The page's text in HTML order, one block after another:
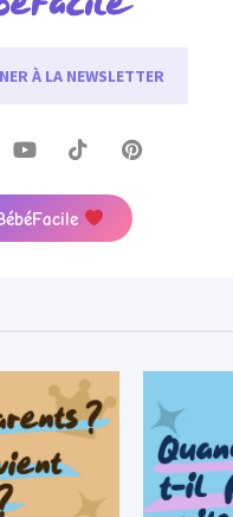
À LA NEWSLETTER